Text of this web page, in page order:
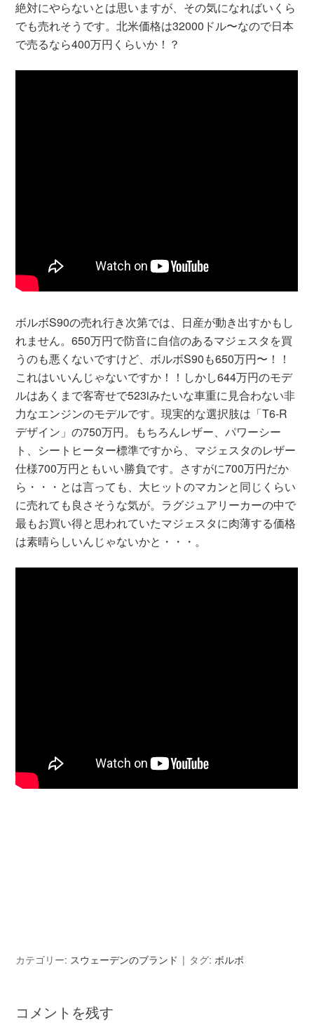
絶対にやらないとは思いますが、その気になればいくら
でも売れそうです。北米価格は32000ドル〜なので日本
で売るなら400万円くらいか！？
ボルボS90の売れ行き次第では、日産が動き出すかもし
れません。650万円で防音に自信のあるマジェスタを買
うのも悪くないですけど、ボルボS90も650万円〜！！
これはいいんじゃないですか！！しかし644万円のモデ
ルはあくまで客寄せで523iみたいな車重に見合わない非
力なエンジンのモデルです。現実的な選択肢は「T6-R
デザイン」の750万円。もちろんレザー、パワーシー
ト、シートヒーター標準ですから、マジェスタのレザー
仕様700万円ともいい勝負です。さすがに700万円だか
ら・・・とは言っても、大ヒットのマカンと同じくらい
に売れても良さそうな気が。ラグジュアリーカーの中で
最もお買い得と思われていたマジェスタに肉薄する価格
は素晴らしいんじゃないかと・・・。
カテゴリー: スウェーデンのブランド タグ:ボルボ
コメントを残す